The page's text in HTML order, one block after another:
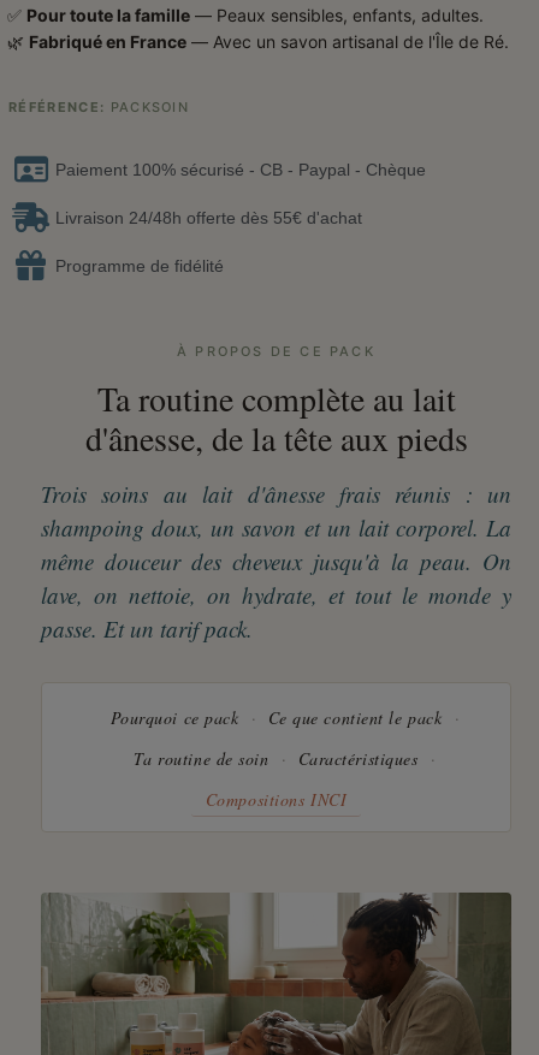
✅ Pour toute la famille — Peaux sensibles, enfants, adultes.
🌿 Fabriqué en France — Avec un savon artisanal de l'Île de Ré.
RÉFÉRENCE PACKSOIN
Paiement 100% sécurisé - CB - Paypal - Chèque
Livraison 24/48h offerte dès 55€ d'achat
Programme de fidélité
À PROPOS DE CE PACK
Ta routine complète au lait
d'ânesse, de la tête aux pieds
Trois soins au lait d'ânesse frais réunis : un
shampoing doux, un savon et un lait corporel. La
même douceur des cheveux jusqu'à la peau. On
lave, on nettoie, on hydrate, et tout le monde y
passe. Et un tarif pack.
Pourquoi ce pack
Ce que contient le pack
Ta routine de soin
Caractéristiques
Compositions INCI